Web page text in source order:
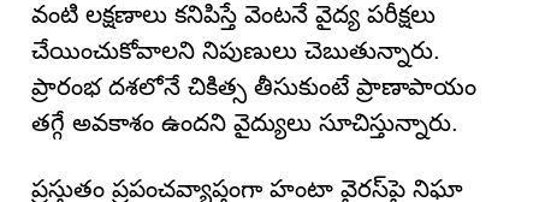
వంటి లక్షణాలు కనిపిస్తే వెంటనే వైద్య పరీక్షలు
చేయించుకోవాలని నిపుణులు చెబుతున్నారు.
ప్రారంభ దశలోనే చికిత్స తీసుకుంటే ప్రాణాపాయం
తగ్గే అవకాశం ఉందని వైద్యులు సూచిస్తున్నారు.
ప్రస్తుతం ప్రపంచవ్యాప్తంగా హంటా వైరస్‌పై నిఘా